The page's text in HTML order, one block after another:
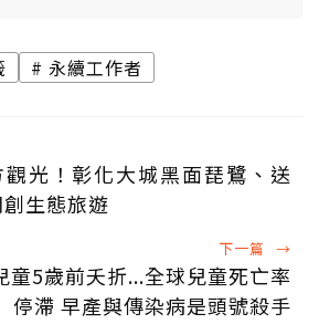
永續工作者
光！彰化大城黑面琵鷺、送
生態旅遊
下一篇 →
童5歲前夭折...全球兒童死亡率
停滯 早產與傳染病是頭號殺手